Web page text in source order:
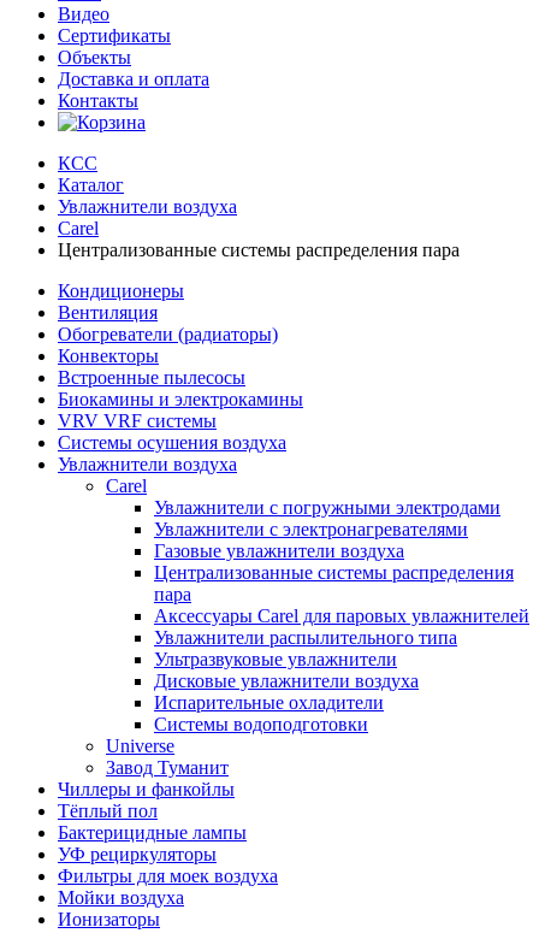
Видео
Сертификаты
Объекты
Доставка и оплата
Контакты
КСС
Каталог
Увлажнители воздуха
Carel
Централизованные системы распределения пара
Кондиционеры
Вентиляция
Обогреватели (радиаторы)
Конвекторы
Встроенные пылесосы
Биокамины и электрокамины
VRV VRF системы
Системы осушения воздуха
Увлажнители воздуха
Carel
Увлажнители с погружными электродами
Увлажнители с электронагревателями
Газовые увлажнители воздуха
Централизованные системы распределения
пара
Аксессуары Carel для паровых увлажнителей
Увлажнители распылительного типа
Ультразвуковые увлажнители
Дисковые увлажнители воздуха
Испарительные охладители
Системы водоподготовки
Universe
Завод Туманит
Чиллеры и фанкойлы
Тёплый пол
Бактерицидные лампы
УФ рециркуляторы
Фильтры для моек воздуха
Мойки воздуха
Ионизаторы